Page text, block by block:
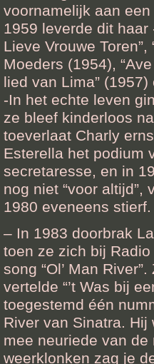
voornamelijk aan
1959 leverde dit haar
Lieve Vrouwe
Moeders (1954),
lied van Lima”
-In het echte leven
ze bleef kinderloos
toeverlaat Charly
Esterella het podium
secretaresse, en in
nog niet “voor
1980 eveneens stierf.
– In 1983 doorbrak
toen ze zich bij
song “Ol’ Man
vertelde “’t Was bij
toegestemd één
River van Sinatra.
mee neuriede van
weerklonken zag je